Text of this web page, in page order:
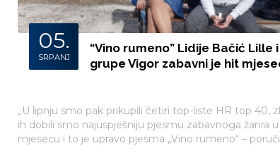
05.
SRPANJ
“Vino rumeno” Lidije Bačić Lille i
grupe Vigor zabavni je hit
„U lipnju smo pak prikupili četiri top-liste HR top 40,
ih dobili smo najuspješniju pjesmu zabavnoga žanra u
mjesecu i to je upravo pjesma „Vino rumeno“ –